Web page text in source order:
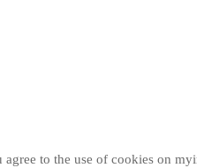
to the use of cookies on